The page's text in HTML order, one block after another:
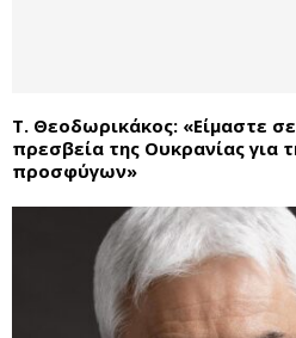
T. Θεοδωρικάκος: «Είμαστε
πρεσβεία της Ουκρανίας για
προσφύγων»